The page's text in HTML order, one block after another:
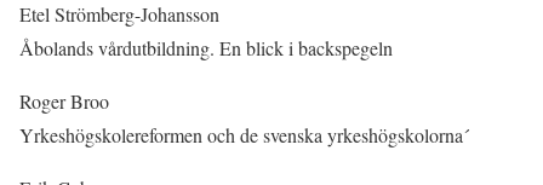
Etel Strömberg-Johansson
Åbolands vårdutbildning. En blick i backspegeln
Roger Broo
Yrkeshögskolereformen och de svenska yrkeshögskolorna´